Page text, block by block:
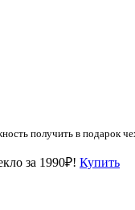
получить в подарок
за 1990₽! Купить